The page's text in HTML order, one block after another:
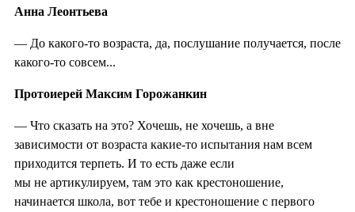
Анна Леонтьева
— До какого-то возраста, да, послушание получается, после
какого-то совсем...
Протоиерей Максим Горожанкин
— Что сказать на это? Хочешь, не хочешь, а вне
зависимости от возраста какие-то испытания нам всем
приходится терпеть. И то есть даже если
мы не артикулируем, там это как крестоношение,
начинается школа, вот тебе и крестоношение с первого